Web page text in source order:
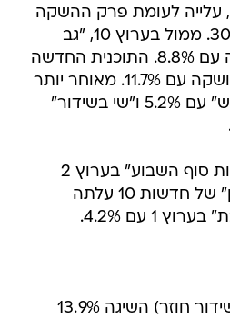
השיגה 30.1% בערוץ 2, עלייה לעומת פרק ההשקה
מיום חמישי שהניב 30.5%. ממול בערוץ 10, "גב
האומה" חזרה מהפגרה עם 8.8%. התוכנית החדשה
של רן שריג "מסובך" הושקה עם 11.7%. מאוחר יותר
בערוץ 10: "שם משתמש" עם 5.2% ו"שי בשידור"
בגזרת החדשות: "חדשות סוף השבוע" בערוץ 2
עלתה ל-21.1%, "המגזין" של חדשות 10 עלתה
ערוץ 2: "סברי מרנן" (שידור חוזר) השיגה 13.9%